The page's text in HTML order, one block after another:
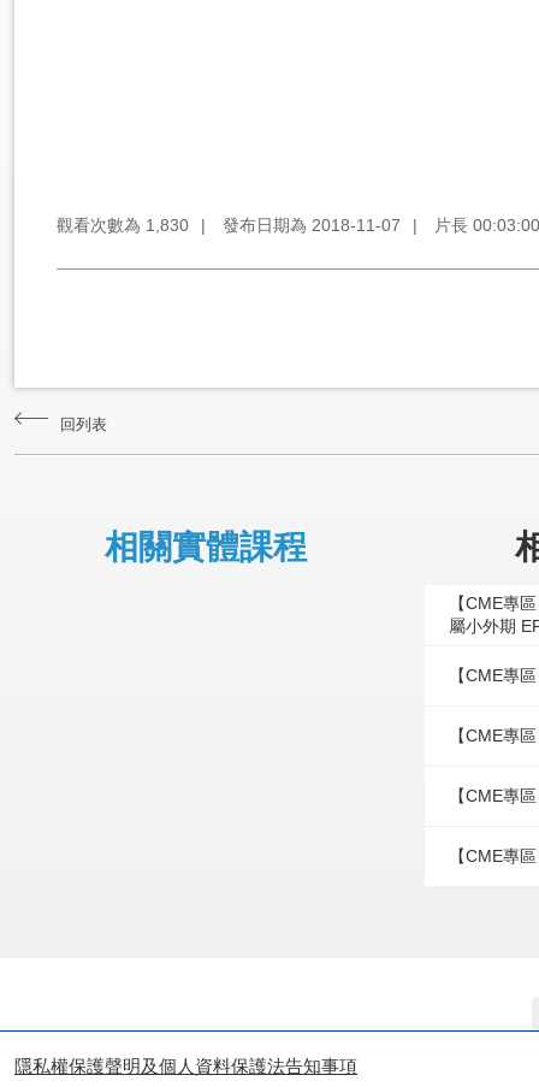
觀看次數為 1,830 | 發布日期為 2018-11-07 | 片長 00:03:00
回列表
相關實體課程
【CME專
屬小外期
【CME專
【CME專
【CME專
【CME專
隱私權保護聲明及個人資料保護法告知事項